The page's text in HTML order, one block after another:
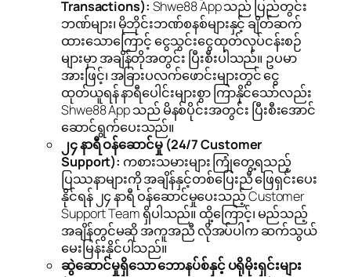
Transactions): Shwe88 App သည် ပြည်တွင်း
ဘဏ်များ၊ မိုဘိုင်းဘဏ်စနစ်များနှင့် ချိတ်ဆက်
ထားသောကြောင့် ငွေသွင်းငွေထုတ်လုပ်ငန်းစဉ်
များမှာ အချိန်တိုအတွင်း ပြီးစီးပါသည်။ ဥပမာ
အားဖြင့်၊ အခြားပလက်ဖောင်းများတွင် ငွေ
ထုတ်ယူရန် နာရီပေါင်းများစွာ ကြာနိုင်သော်လည်း
Shwe88 App သည် မိနစ်ပိုင်းအတွင်း ပြီးစီးအောင်
ဆောင်ရွက်ပေးသည်။
၂၄ နာရီ ဝန်ဆောင်မှု (24/7 Customer
Support): ကစားသမားများ ကြုံတွေ့ရသည့်
ပြဿနာများကို အချိန်နှင့်တစ်ပြေးညီ ဖြေရှင်းပေး
နိုင်ရန် ၂၄ နာရီ ဝန်ဆောင်မှုပေးသည့် Customer
Support Team ရှိပါသည်။ ထို့ကြောင့်၊ မည်သည့်
အချိန်တွင်မဆို အကူအညီ လိုအပ်ပါက ဆက်သွယ်
မေးမြန်းနိုင်ပါသည်။
ဆွဲဆောင်မှုရှိသော ဘောနပ်စ်နှင့် ပရိုမိုးရှင်းများ